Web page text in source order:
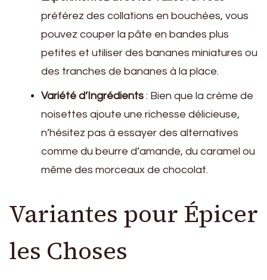
préférez des collations en bouchées, vous
pouvez couper la pâte en bandes plus
petites et utiliser des bananes miniatures ou
des tranches de bananes à la place.
Variété d’Ingrédients : Bien que la crème de
noisettes ajoute une richesse délicieuse,
n’hésitez pas à essayer des alternatives
comme du beurre d’amande, du caramel ou
même des morceaux de chocolat.
Variantes pour Épicer
les Choses